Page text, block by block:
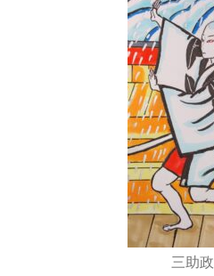
三助